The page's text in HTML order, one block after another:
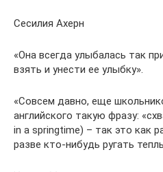
Сесилия Ахерн
«Она всегда улыбалась так
взять и унести ее улыбку».
«Совсем давно, еще
английского такую фразу:
in a springtime) – так это как
разве кто-нибудь ругать